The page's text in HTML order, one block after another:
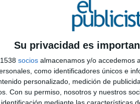
Su privacidad es
socios almacenamos y/o accedemos
como identificadores únicos e
personalizado, medición de
Con su permiso, nosotros y nuestros
mediante las características
de Eva Sastre,
7 años en el departamento
marketing y liderando proyectos
Anteriormente, fue ejecutiva
ha desarrollado su
para clientes como Asisa,